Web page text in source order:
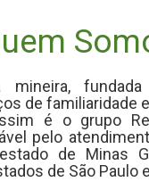
mineira,
de familiaridade
é o grupo
pelo
de Minas
de São Paulo